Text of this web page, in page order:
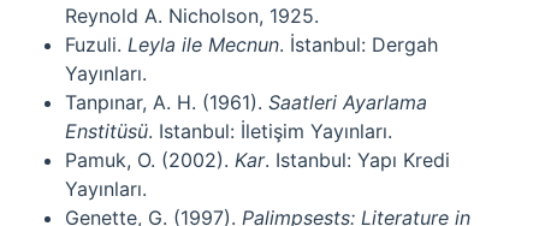
Reynold A. Nicholson, 1925.
Fuzuli. Leyla ile Mecnun. İstanbul: Dergah
Yayınları.
Tanpınar, A. H. (1961). Saatleri Ayarlama
Enstitüsü. Istanbul: İletişim Yayınları.
Pamuk, O. (2002). Kar. Istanbul: Yapı Kredi
Yayınları.
Genette, G. (1997). Palimpsests: Literature in